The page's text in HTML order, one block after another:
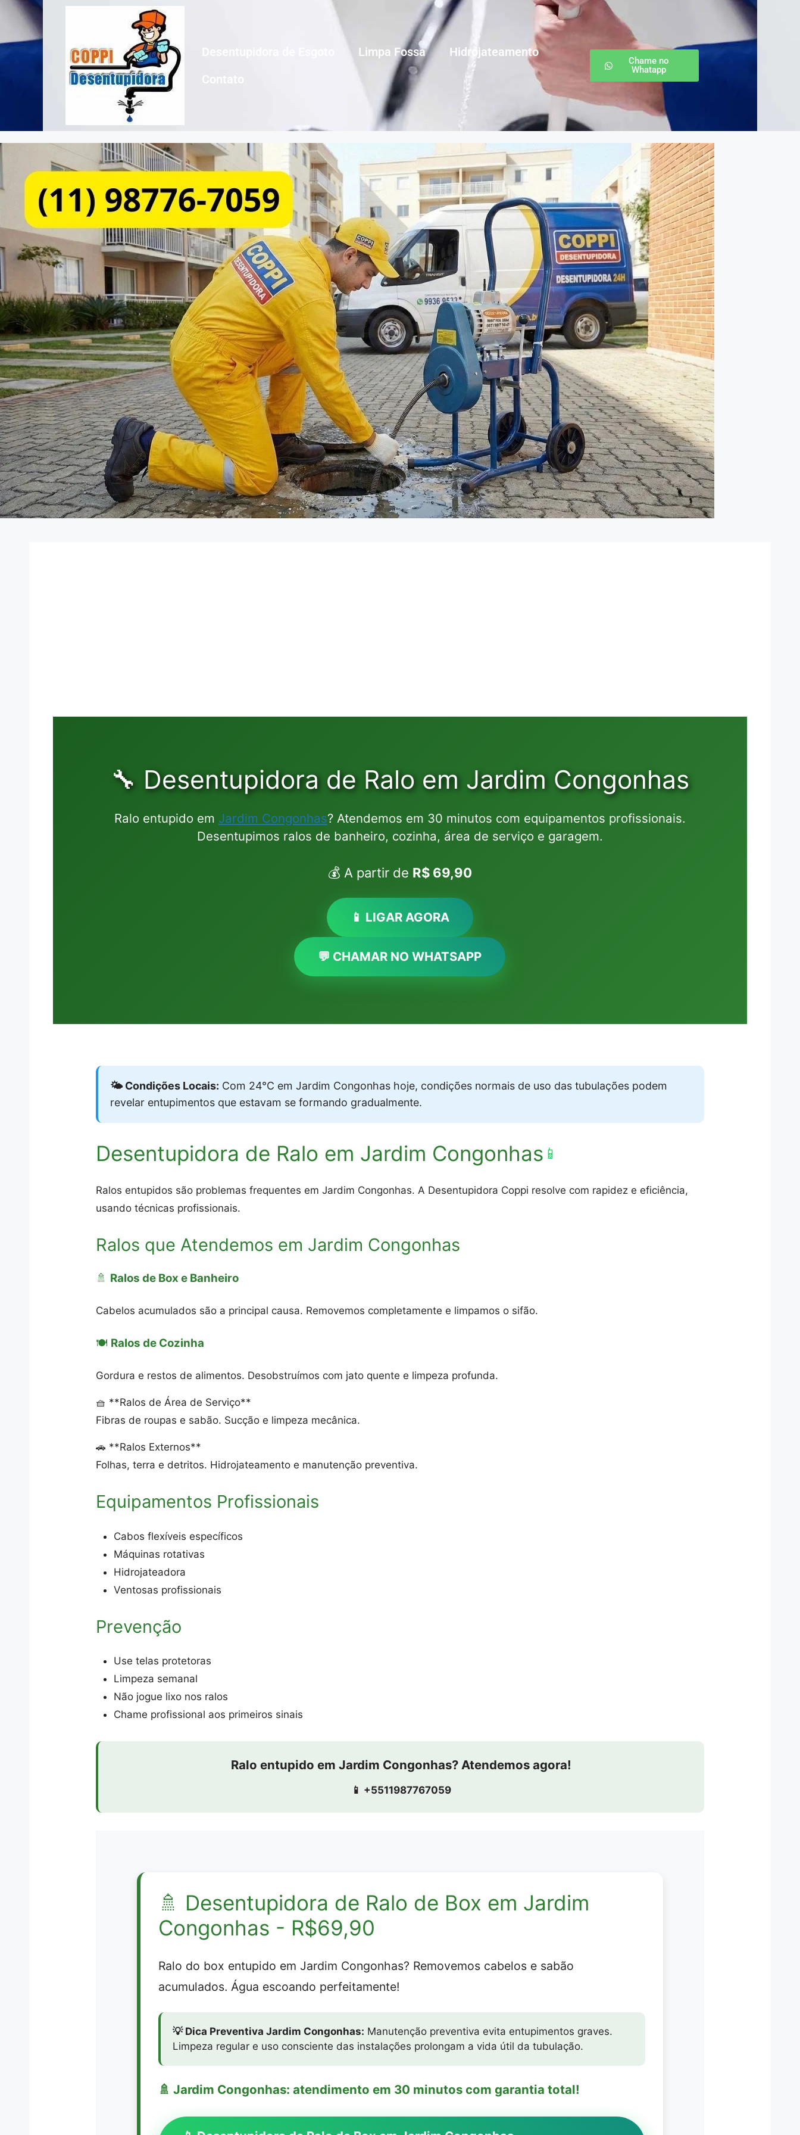
Limpa Fossa
Hidrojateamento
Chame no
Whatapp
🔧 Desentupidora de Ralo em Jardim Congonhas
Ralo entupido em Jardim Congonhas? Atendemos em 30 minutos com equipamentos profissionais.
Desentupimos ralos de banheiro, cozinha, área de serviço e garagem.
💰 A partir de R$ 69,90
📱 LIGAR AGORA
💬 CHAMAR NO WHATSAPP
🌤️ Condições Locais: Com 24°C em Jardim Congonhas hoje, condições normais de uso das tubulações podem
revelar entupimentos que estavam se formando gradualmente.
Desentupidora de Ralo em Jardim Congonhas 📱
Ralos entupidos são problemas frequentes em Jardim Congonhas. A Desentupidora Coppi resolve com rapidez e eficiência,
usando técnicas profissionais.
Ralos que Atendemos em Jardim Congonhas
🚿 Ralos de Box e Banheiro
Cabelos acumulados são a principal causa. Removemos completamente e limpamos o sifão.
🍽️ Ralos de Cozinha
Gordura e restos de alimentos. Desobstruímos com jato quente e limpeza profunda.
🧺 **Ralos de Área de Serviço**
Fibras de roupas e sabão. Sucção e limpeza mecânica.
🚗 **Ralos Externos**
Folhas, terra e detritos. Hidrojateamento e manutenção preventiva.
Equipamentos Profissionais
Cabos flexíveis específicos
Máquinas rotativas
Hidrojateadora
Ventosas profissionais
Prevenção
Use telas protetoras
Limpeza semanal
Não jogue lixo nos ralos
Chame profissional aos primeiros sinais
Ralo entupido em Jardim Congonhas? Atendemos agora!
📱 +5511987767059
🚿 Desentupidora de Ralo de Box em Jardim
Congonhas - R$69,90
Ralo do box entupido em Jardim Congonhas? Removemos cabelos e sabão
acumulados. Água escoando perfeitamente!
💡 Dica Preventiva Jardim Congonhas: Manutenção preventiva evita entupimentos graves.
Limpeza regular e uso consciente das instalações prolongam a vida útil da tubulação.
🚿 Jardim Congonhas: atendimento em 30 minutos com garantia total!